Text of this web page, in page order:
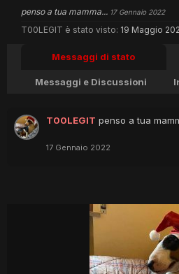
penso a tua mamma... 17 Gennaio 2022
T00LEGIT è stato visto: 19 Maggio
Messaggi di stato
Messaggi e Discussioni
T00LEGIT penso a tua
17 Gennaio 2022